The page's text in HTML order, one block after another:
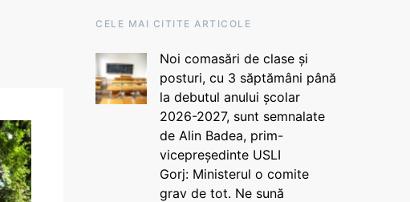
CELE MAI CITITE ARTICOLE
Noi comasări de clase și
posturi, cu 3 săptămâni până
la debutul anului școlar
2026-2027, sunt semnalate
de Alin Badea, prim-
vicepreședinte USLI
Gorj: Ministerul o comite
grav de tot. Ne sună